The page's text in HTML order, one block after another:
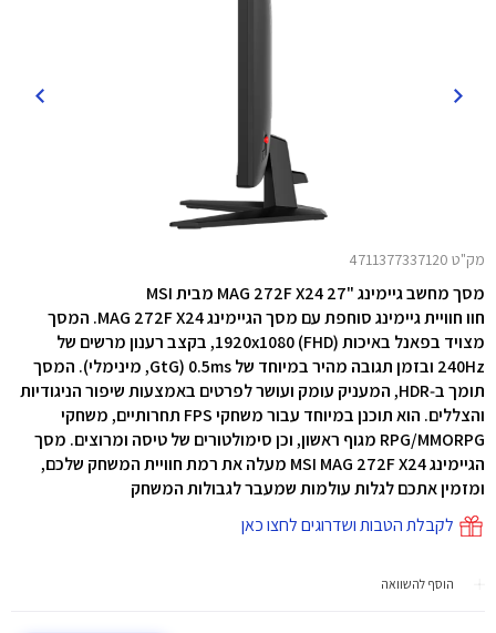
מק"ט 4711377337120
מסך מחשב גיימינג "27 MAG 272F X24 מבית MSI
חוו חוויית גיימינג סוחפת עם מסך הגיימינג MAG 272F X24. המסך
מצויד בפאנל באיכות 1920x1080 (FHD), בקצב רענון מרשים של
240Hz ובזמן תגובה מהיר במיוחד של 0.5ms (GtG, מינימלי). המסך
תומך ב‑HDR, המעניק עומק ועושר לפרטים באמצעות שיפור הניגודיות
והצללים. הוא תוכנן במיוחד עבור משחקי FPS תחרותיים, משחקי
RPG/MMORPG מגוף ראשון, וכן סימולטורים של טיסה ומרוצים. מסך
הגיימינג MSI MAG 272F X24 מעלה את רמת חוויית המשחק שלכם,
ומזמין אתכם לגלות עולמות שמעבר לגבולות המשחק
לקבלת הטבות ושדרוגים לחצו כאן
הוסף להשוואה